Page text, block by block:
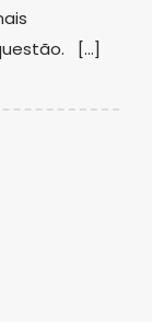
[…]